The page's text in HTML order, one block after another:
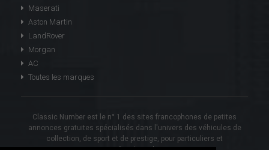
Maserati
Aston Martin
LandRover
Morgan
AC
Toutes les marques
Classic Number est le n° 1 des sites francophones de petites
annonces gratuites spécialisés dans l'univers des véhicules de
collection, de sport et de prestige, pour particuliers et